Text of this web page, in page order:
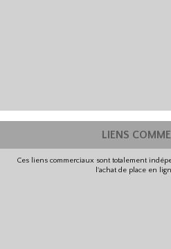
LIENS
Ces liens commerciaux sont totalement
l'achat de place en